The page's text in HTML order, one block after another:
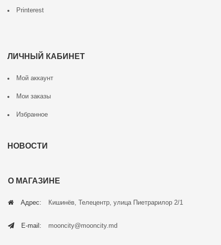
Printerest
ЛИЧНЫЙ КАБИНЕТ
Мой аккаунт
Мои заказы
Избранное
НОВОСТИ
О МАГАЗИНЕ
Адрес: Кишинёв, Телецентр, улица Пиетрарилор 2/1
E-mail: mooncity@mooncity.md